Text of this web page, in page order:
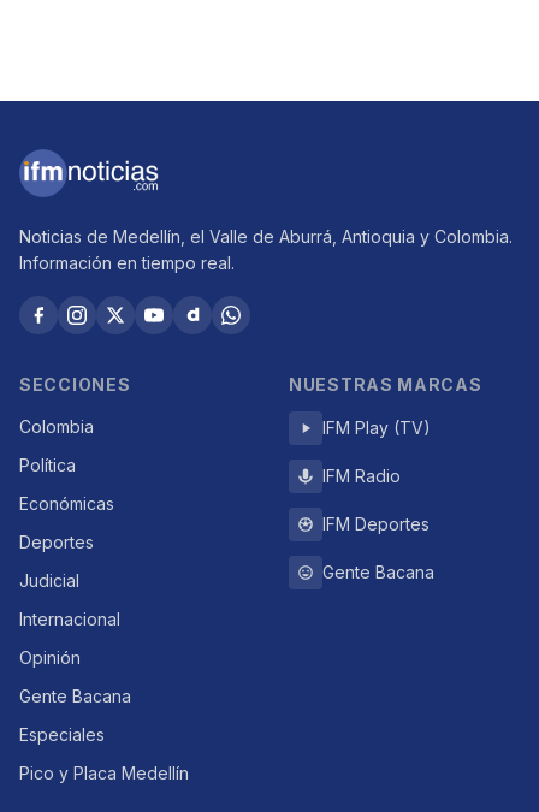
Noticias de Medellín, el Valle de Aburrá, Antioquia y Colombia.
Información en tiempo real.
SECCIONES
Colombia
Política
Económicas
Deportes
Judicial
Internacional
Opinión
Gente Bacana
Especiales
Pico y Placa Medellín
NUESTRAS MARCAS
IFM Play (TV)
IFM Radio
IFM Deportes
Gente Bacana